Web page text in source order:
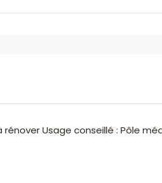
rénover Usage conseillé : Pôle